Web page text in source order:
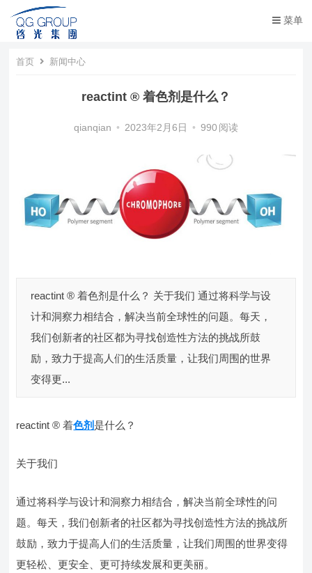
菜单
首页 新闻中心
reactint ® 着色剂是什么？
qianqian • 2023年2月6日 • 990 阅读
reactint ® 着色剂是什么？ 关于我们 通过将科学与设
计和洞察力相结合，解决当前全球性的问题。每天，
我们创新者的社区都为寻找创造性方法的挑战所鼓
励，致力于提高人们的生活质量，让我们周围的世界
变得更...
reactint ® 着色剂 是什么？
关于我们
通过将科学与设计和洞察力相结合，解决当前全球性的问
题。每天，我们创新者的社区都为寻找创造性方法的挑战所
鼓励，致力于提高人们的生活质量，让我们周围的世界变得
更轻松、更安全、更可持续发展和更美丽。